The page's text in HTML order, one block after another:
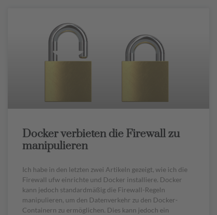
Docker verbieten die Firewall zu
manipulieren
Ich habe in den letzten zwei Artikeln gezeigt, wie ich die
Firewall ufw einrichte und Docker installiere. Docker
kann jedoch standardmäßig die Firewall-Regeln
manipulieren, um den Datenverkehr zu den Docker-
Containern zu ermöglichen. Dies kann jedoch ein